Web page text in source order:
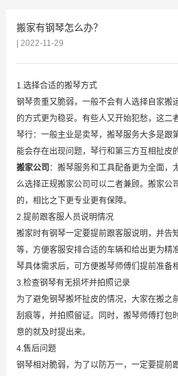
搬家有钢琴怎么办？
| 2022-11-29
1.选择合适的搬琴方式
钢琴贵重又脆弱，一般不会有人选择自家搬
的方式更为稳妥。有些人又开始犯愁，这二
琴行：一般主业是卖琴，搬琴服务大多是跟
能会存在出现问题，琴行和第三方互相扯皮
搬家公司 ：搬琴服务和工具配备更为全面，
么选择正规搬家公司可以二者兼顾。搬家公
的，相比之下更专业更有保障。
2.提前跟客服人员说明情况
搬家时有钢琴一定要提前跟客服说明，并告
等，方便客服安排合适的车辆和给出更为精
琴具体需求后，可方便搬琴师傅们提前准备
3.检查钢琴有无损坏并拍照记录
为了避免钢琴搬坏扯皮的情况，大家在搬之
刮痕等，并拍照留证。同时，搬琴师傅打包
意的就及时提出来。
4.售后问题
钢琴相对脆弱，为了以防万一，一定要提前